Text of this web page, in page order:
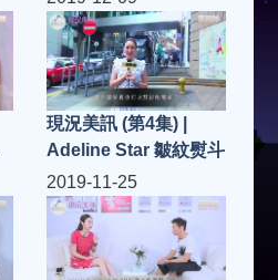
現況美訊 (第4集) |
Adeline Star 皺紋熨斗
2019-11-25